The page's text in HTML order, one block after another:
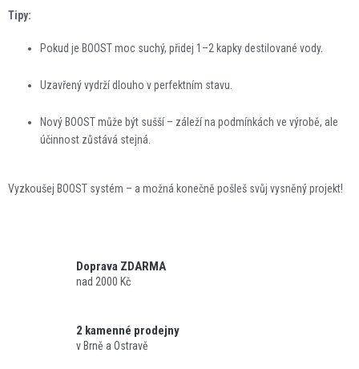
Tipy:
Pokud je BOOST moc suchý, přidej 1–2 kapky destilované vody.
Uzavřený vydrží dlouho v perfektním stavu.
Nový BOOST může být sušší – záleží na podmínkách ve výrobě, ale
účinnost zůstává stejná.
Vyzkoušej BOOST systém – a možná konečně pošleš svůj vysněný projekt!
Doprava ZDARMA
nad 2000 Kč
2 kamenné prodejny
v Brně a Ostravě